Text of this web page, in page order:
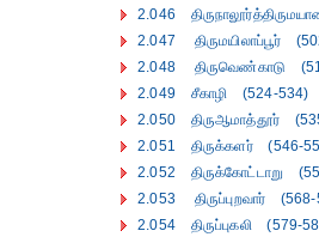
2.046
2.047 திருமயிலாப்பூர்
2.048 திருவெண்காடு
2.049 சீகாழி (524-534)
2.050 திருஆமாத்தூர்
2.051 திருக்களர் (546-
2.052 திருக்கோட்டாறு
2.053 திருப்புறவார் (568-
2.054 திருப்புகலி (579-